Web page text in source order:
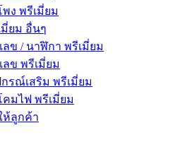
ง พรีเมี่ยม
ยม อื่นๆ
ลข / นาฬิกา พรีเมี่ยม
ลข พรีเมี่ยม
กรณ์เสริม พรีเมี่ยม
คมไฟ พรีเมี่ยม
ห้ลูกค้า